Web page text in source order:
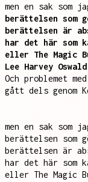
men en sak som
berättelsen
berättelsen är
har det här som
eller The Magic
Lee Harvey
Och problemet
gått dels genom
men en sak
berättelsen
berättelsen är
har det här som
eller The Magic